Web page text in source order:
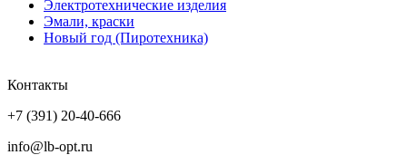
Электротехнические изделия
Эмали, краски
Новый год (Пиротехника)
Контакты
+7 (391) 20-40-666
info@lb-opt.ru